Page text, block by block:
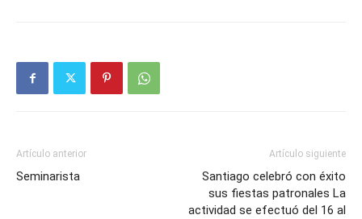
Artículo anterior
Seminarista
Artículo siguiente
Santiago celebró con éxito
sus fiestas patronales La
actividad se efectuó del 16 al